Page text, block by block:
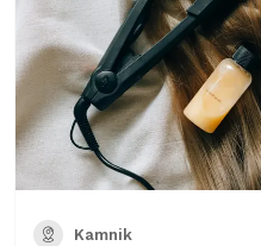
Kamnik